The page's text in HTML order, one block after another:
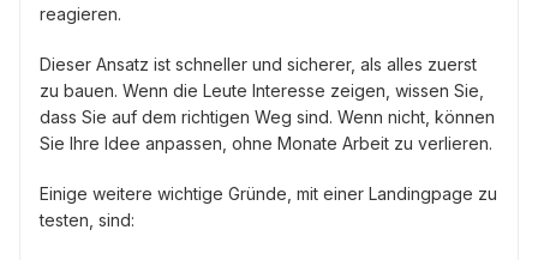
reagieren.
Dieser Ansatz ist schneller und sicherer, als alles zuerst
zu bauen. Wenn die Leute Interesse zeigen, wissen Sie,
dass Sie auf dem richtigen Weg sind. Wenn nicht, können
Sie Ihre Idee anpassen, ohne Monate Arbeit zu verlieren.
Einige weitere wichtige Gründe, mit einer Landingpage zu
testen, sind: